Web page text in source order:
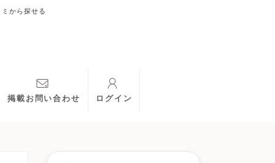
から探せる
掲載お問い合わせ ログイン